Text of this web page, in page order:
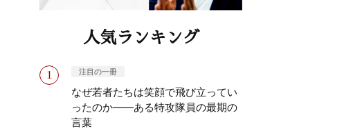
人気ランキング
注目の一冊
なぜ若者たちは笑顔で飛び立ってい
ったのか——ある特攻隊員の最期の
言葉